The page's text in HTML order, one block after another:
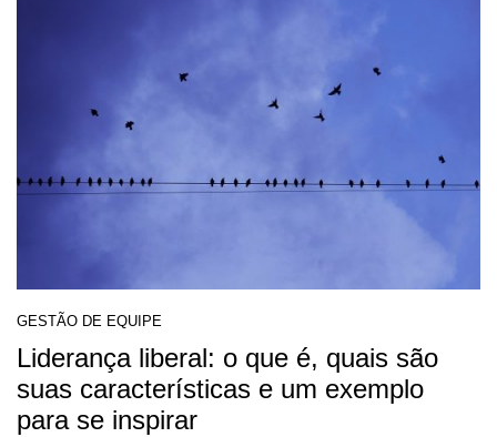
GESTÃO DE EQUIPE
Liderança liberal: o que é, quais são
suas características e um exemplo
para se inspirar